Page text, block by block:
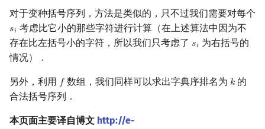
对于变种括号序列，方法是类似的，只不过我们需要对每个
𝑠𝑖
si 考虑比它小的那些字符进行计算（在上述算法中因为不
存在比左括号小的字符，所以我们只考虑了 𝑠𝑖
si 为右括号的
情况）．
另外，利用 𝑓
f 数组，我们同样可以求出字典序排名为 𝑘
k 的
合法括号序列．
本页面主要译自博文 http://e-